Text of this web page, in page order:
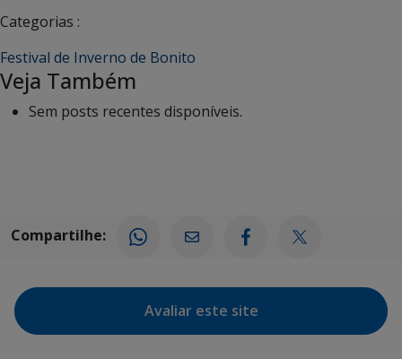
Categorias :
Festival de Inverno de Bonito
Veja Também
Sem posts recentes disponíveis.
Compartilhe:
Avaliar este site